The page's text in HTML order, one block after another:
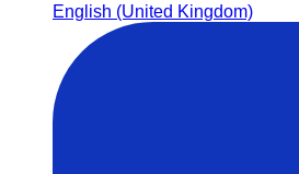
English (United Kingdom)